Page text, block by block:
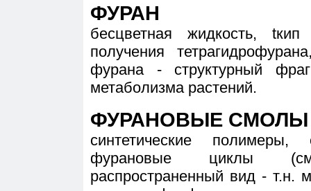
ФУРАН
бесцветная жидкость,
получения
фурана - структурный
метаболизма растений.
ФУРАНОВЫЕ СМОЛЫ
синтетические
фурановые циклы
распространенный вид - т.н.